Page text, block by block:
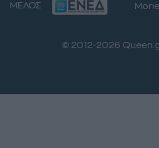
ΜΕΛΟΣ
© 2012-2026